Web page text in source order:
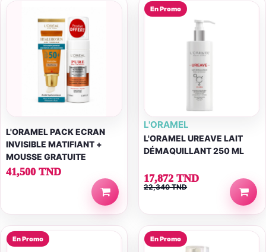
L'ORAMEL PACK ECRAN
INVISIBLE MATIFIANT +
MOUSSE GRATUITE
41,500 TND
En Promo
L'ORAMEL
L'ORAMEL UREAVE LAIT
DÉMAQUILLANT 250 ML
17,872 TND
22,340 TND
En Promo En Promo